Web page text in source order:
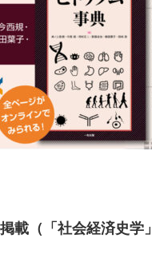
載（「社会経済史学」